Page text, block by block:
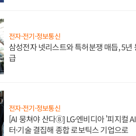
전자·전기·정보통신
삼성전자 넷리스트와 특허분쟁 매듭, 5
급
전자·전기·정보통신
[AI 뭉쳐야 산다⑧] LG·엔비디아 '피지컬
터·기술 결집해 종합 로보틱스 기업으로